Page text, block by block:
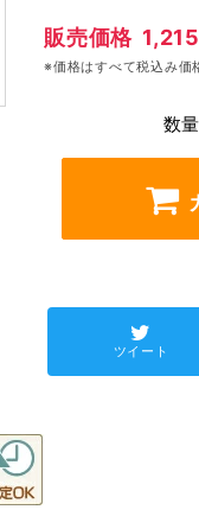
販売価格
※価格はすべて税込み価
数量
ツイート